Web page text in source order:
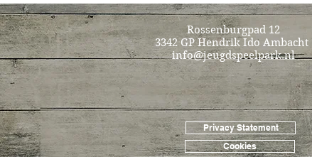
Rossenburgpad 12
3342 GP Hendrik Ido Ambacht
info@jeugdspeelpark.nl
Privacy Statement
Cookies